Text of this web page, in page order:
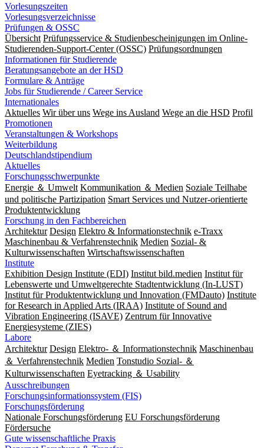
Vorlesungszeiten
Vorlesungsverzeichnisse
Prüfungen & OSSC
Übersicht Prüfungsservice & Studienbescheinigungen im Online-
Studierenden-Support-Center (OSSC) Prüfungsordnungen
Informationen für Studierende
Beratungsangebote an der HSD
Formulare & Anträge
Jobs für Studierende / Career Service
Internationales
Aktuelles Wir über uns Wege ins Ausland Wege an die HSD Profil
Promotionen
Veranstaltungen & Workshops
Weiterbildung
Deutschlandstipendium
Aktuelles
Forschungsschwerpunkte
Energie ＆ Umwelt Kommunikation ＆ Medien Soziale Teilhabe
und politische Partizipation Smart Services und Nutzer-orientierte
Produktentwicklung
Forschung in den Fachbereichen
Architektur Design Elektro & Informationstechnik e-Traxx
Maschinenbau & Verfahrenstechnik Medien Sozial- &
Kulturwissenschaften Wirtschaftswissenschaften
Institute
Exhibition Design Institute (EDI) Institut bild.medien Institut für
Lebenswerte und Umweltgerechte Stadtentwicklung (In-LUST)
Institut für Produktentwicklung und Innovation (FMDauto) Institute
for Research in Applied Arts (IRAA) Institute of Sound and
Vibration Engineering (ISAVE) Zentrum für Innovative
Energiesysteme (ZIES)
Labore
Architektur Design Elektro- ＆ Informationstechnik Maschinenbau
＆ Verfahrenstechnik Medien Tonstudio Sozial- ＆
Kulturwissenschaften Eyetracking ＆ Usability
Ausschreibungen
Forschungsinformationssystem (FIS)
Forschungsförderung
Nationale Forschungsförderung EU Forschungsförderung
Fördersuche
Gute wissenschaftliche Praxis